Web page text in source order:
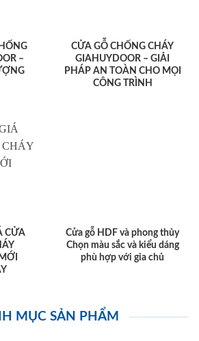
–
CỬA GỖ CHỐNG CHÁY
GIAHUYDOOR – GIẢI
PHÁP AN TOÀN CHO MỌI
CÔNG TRÌNH
CỬA
Cửa gỗ HDF và phong thủy
Chọn màu sắc và kiểu dáng
phù hợp với gia chủ
MỤC SẢN PHẨM